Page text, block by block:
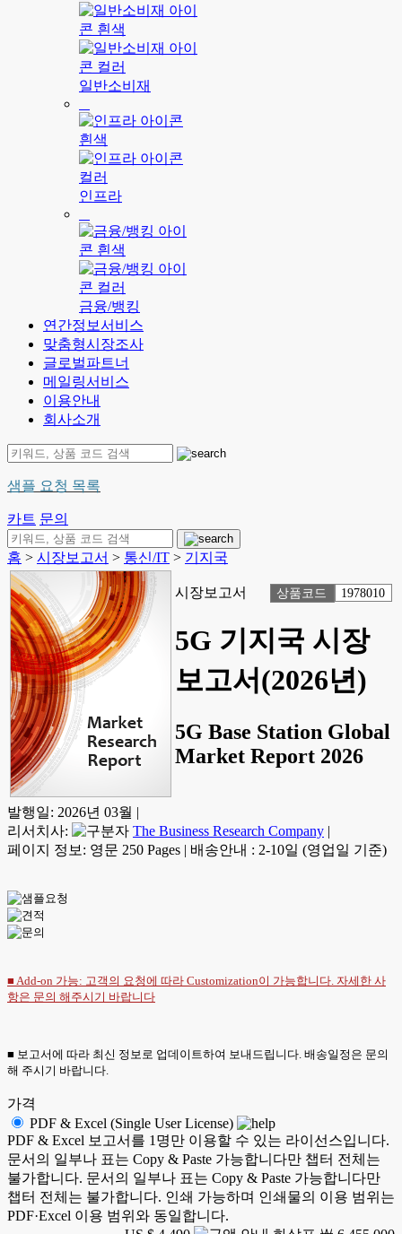
일반소비재
인프라
금융/뱅킹
연간정보서비스
맞춤형시장조사
글로벌파트너
메일링서비스
이용안내
회사소개
샘플 요청 목록
카트 문의
홈 > 시장보고서 > 통신/IT > 기지국
시장보고서 상품코드 1978010
5G 기지국 시장
보고서(2026년)
5G Base Station Global
Market Report 2026
발행일: 2026년 03월 |
리서치사:
The Business Research Company |
페이지 정보: 영문 250 Pages | 배송안내 : 2-10일 (영업일 기준)
■ Add-on 가능: 고객의 요청에 따라 Customization이 가능합니다. 자세한 사
항은 문의 해주시기 바랍니다
■ 보고서에 따라 최신 정보로 업데이트하여 보내드립니다. 배송일정은 문의
해 주시기 바랍니다.
가격
PDF & Excel (Single User License)
PDF & Excel 보고서를 1명만 이용할 수 있는 라이선스입니다.
문서의 일부나 표는 Copy & Paste 가능합니다만 챕터 전체는
불가합니다. 문서의 일부나 표는 Copy & Paste 가능합니다만
챕터 전체는 불가합니다. 인쇄 가능하며 인쇄물의 이용 범위는
PDF·Excel 이용 범위와 동일합니다.